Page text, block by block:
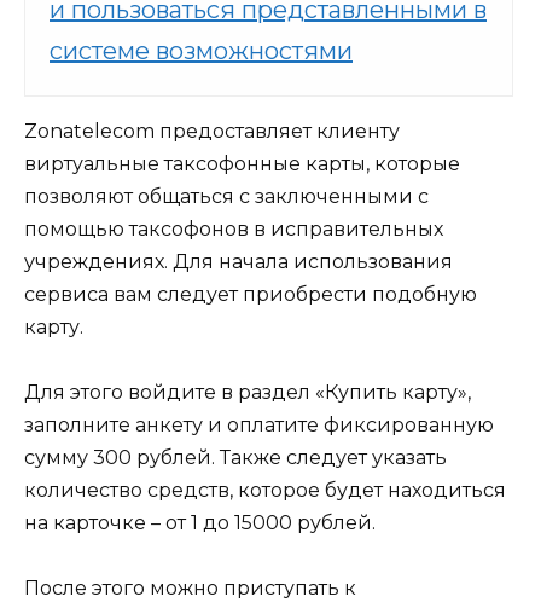
и пользоваться представленными в
системе возможностями
Zonatelecom предоставляет клиенту
виртуальные таксофонные карты, которые
позволяют общаться с заключенными с
помощью таксофонов в исправительных
учреждениях. Для начала использования
сервиса вам следует приобрести подобную
карту.
Для этого войдите в раздел «Купить карту»,
заполните анкету и оплатите фиксированную
сумму 300 рублей. Также следует указать
количество средств, которое будет находиться
на карточке – от 1 до 15000 рублей.
После этого можно приступать к